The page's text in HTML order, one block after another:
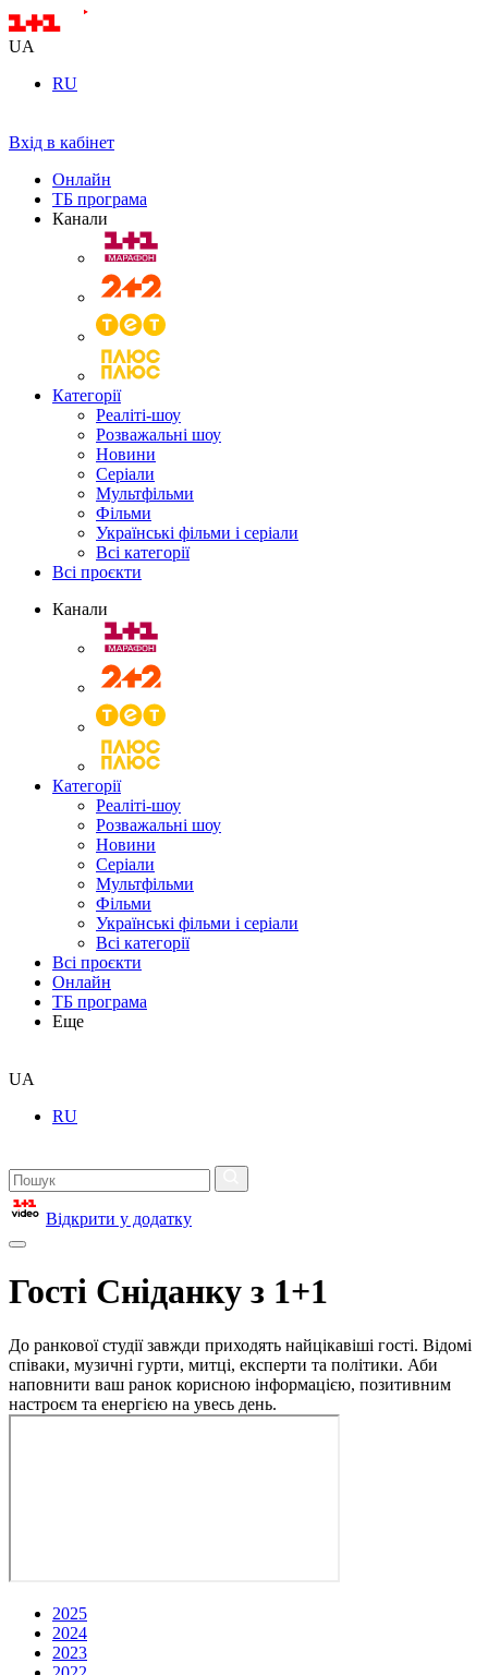
UA
RU
Вхід в кабінет
Онлайн
ТБ програма
Канали
Категорії
Реаліті-шоу
Розважальні шоу
Новини
Серіали
Мультфільми
Фільми
Українські фільми і серіали
Всі категорії
Всі проєкти
Канали
Категорії
Реаліті-шоу
Розважальні шоу
Новини
Серіали
Мультфільми
Фільми
Українські фільми і серіали
Всі категорії
Всі проєкти
Онлайн
ТБ програма
Еще
UA
RU
Відкрити у додатку
Гості Сніданку з 1+1
До ранкової студії завжди приходять найцікавіші гості. Відомі
співаки, музичні гурти, митці, експерти та політики. Аби
наповнити ваш ранок корисною інформацією, позитивним
настроєм та енергією на увесь день.
2025
2024
2023